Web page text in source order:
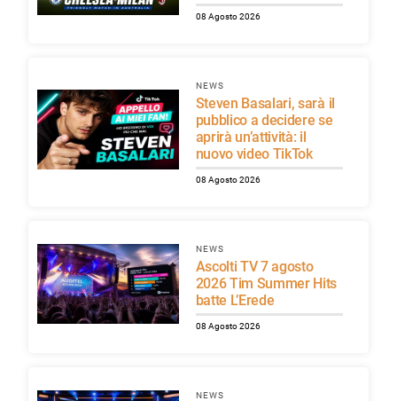
08 Agosto 2026
NEWS
Steven Basalari, sarà il
pubblico a decidere se
aprirà un’attività: il
nuovo video TikTok
08 Agosto 2026
NEWS
Ascolti TV 7 agosto
2026 Tim Summer Hits
batte L’Erede
08 Agosto 2026
NEWS